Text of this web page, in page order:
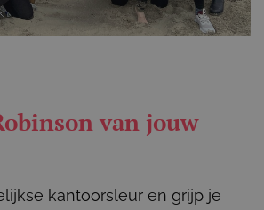
van jouw
kantoorsleur en grijp je